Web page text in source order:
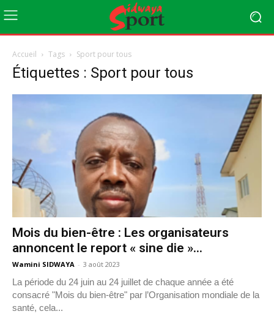
Accueil Tags Sport pour tous
Étiquettes : Sport pour tous
Mois du bien-être : Les organisateurs
annoncent le report « sine die »...
Wamini SIDWAYA - 3 août 2023
La période du 24 juin au 24 juillet de chaque année a été
consacré "Mois du bien-être" par l’Organisation mondiale de la
santé, cela...